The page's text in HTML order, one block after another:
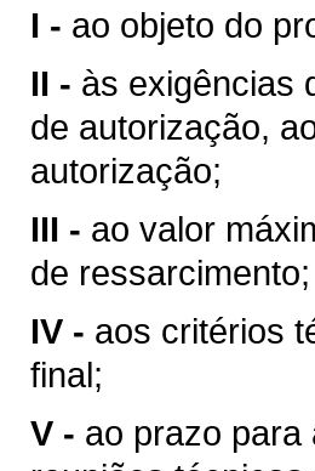
I - ao objeto do
II - às exigências
de autorização,
autorização;
III - ao valor
de ressarcimento;
IV - aos critérios
final;
V - ao prazo para